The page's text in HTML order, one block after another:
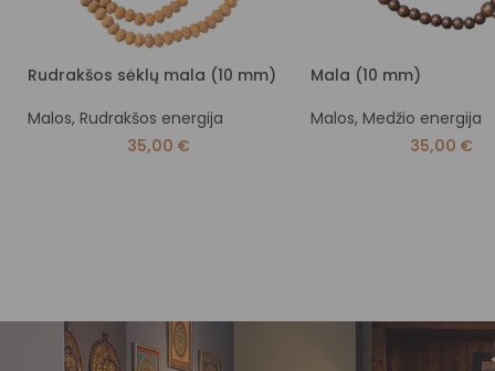
Rudrakšos sėklų mala (10 mm)
Malos, Rudrakšos energija
35,00 €
Mala (10 mm)
Malos, Medžio energija
35,00 €